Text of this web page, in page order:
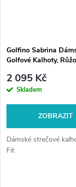
Golfino Sabrina
Golfové Kalhoty,
2 095 Kč
Skladem
ZOBRAZIT
Dámské strečové
Fit